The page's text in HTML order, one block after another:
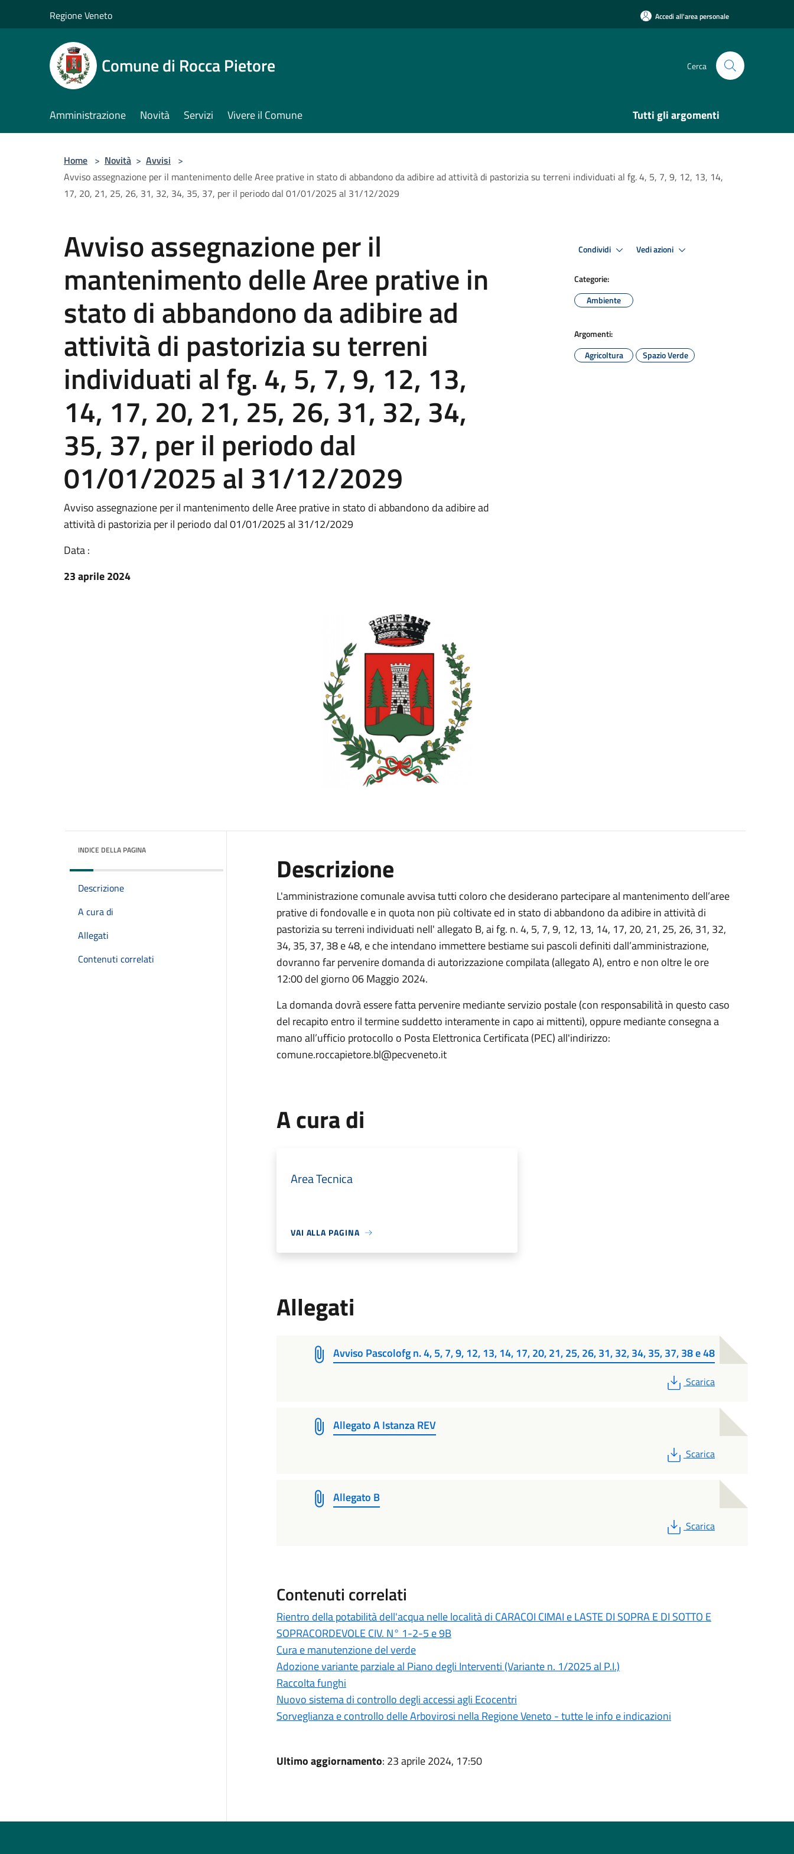
Regione Veneto Accedi all'area personale
Comune di Rocca Pietore Cerca
Amministrazione Novità Servizi Vivere il Comune Tutti gli argomenti
Home > Novità > Avvisi >
Avviso assegnazione per il mantenimento delle Aree prative in stato di abbandono da adibire ad attività di pastorizia su terreni individuati al fg. 4, 5, 7, 9, 12, 13, 14,
17, 20, 21, 25, 26, 31, 32, 34, 35, 37, per il periodo dal 01/01/2025 al 31/12/2029
Avviso assegnazione per il
mantenimento delle Aree prative in
stato di abbandono da adibire ad
attività di pastorizia su terreni
individuati al fg. 4, 5, 7, 9, 12, 13,
14, 17, 20, 21, 25, 26, 31, 32, 34,
35, 37, per il periodo dal
01/01/2025 al 31/12/2029
Avviso assegnazione per il mantenimento delle Aree prative in stato di abbandono da adibire ad
attività di pastorizia per il periodo dal 01/01/2025 al 31/12/2029
Data :
23 aprile 2024
Condividi Vedi azioni
Categorie:
Ambiente
Argomenti:
Agricoltura
Spazio Verde
INDICE DELLA PAGINA
Descrizione
A cura di
Allegati
Contenuti correlati
Descrizione
L'amministrazione comunale avvisa tutti coloro che desiderano partecipare al mantenimento dell’aree
prative di fondovalle e in quota non più coltivate ed in stato di abbandono da adibire in attività di
pastorizia su terreni individuati nell' allegato B, ai fg. n. 4, 5, 7, 9, 12, 13, 14, 17, 20, 21, 25, 26, 31, 32,
34, 35, 37, 38 e 48, e che intendano immettere bestiame sui pascoli definiti dall’amministrazione,
dovranno far pervenire domanda di autorizzazione compilata (allegato A), entro e non oltre le ore
12:00 del giorno 06 Maggio 2024.
La domanda dovrà essere fatta pervenire mediante servizio postale (con responsabilità in questo caso
del recapito entro il termine suddetto interamente in capo ai mittenti), oppure mediante consegna a
mano all’ufficio protocollo o Posta Elettronica Certificata (PEC) all'indirizzo:
comune.roccapietore.bl@pecveneto.it
A cura di
Area Tecnica
VAI ALLA PAGINA
Allegati
Avviso Pascolofg n. 4, 5, 7, 9, 12, 13, 14, 17, 20, 21, 25, 26, 31, 32, 34, 35, 37, 38 e 48
PDF
Scarica
Allegato A Istanza REV
PDF
Scarica
Allegato B
PDF
Scarica
Contenuti correlati
Rientro della potabilità dell'acqua nelle località di CARACOI CIMAI e LASTE DI SOPRA E DI SOTTO E
SOPRACORDEVOLE CIV. N° 1-2-5 e 9B
Cura e manutenzione del verde
Adozione variante parziale al Piano degli Interventi (Variante n. 1/2025 al P.I.)
Raccolta funghi
Nuovo sistema di controllo degli accessi agli Ecocentri
Sorveglianza e controllo delle Arbovirosi nella Regione Veneto - tutte le info e indicazioni
Ultimo aggiornamento: 23 aprile 2024, 17:50